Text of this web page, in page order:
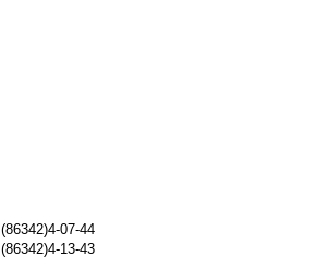
(86342)4-07-44
(86342)4-13-43